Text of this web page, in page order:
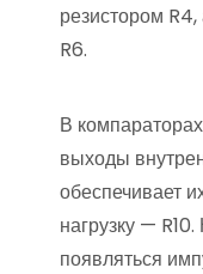
резистором
R6.
В
выходы
обеспечивает
нагрузку —
появляться